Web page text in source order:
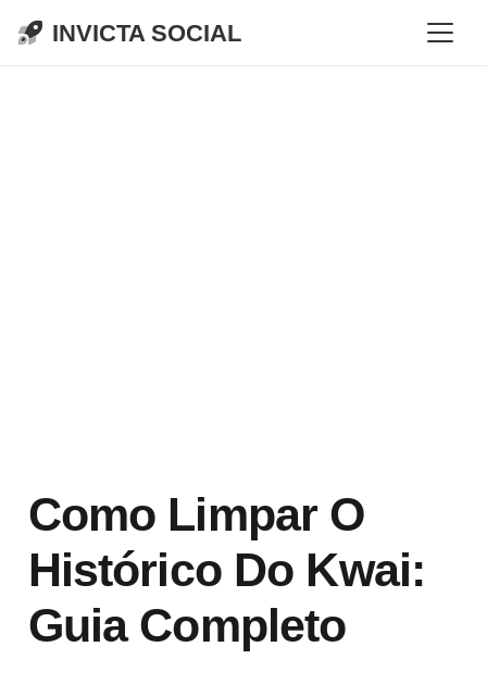
INVICTA SOCIAL
Como Limpar O
Histórico Do Kwai:
Guia Completo